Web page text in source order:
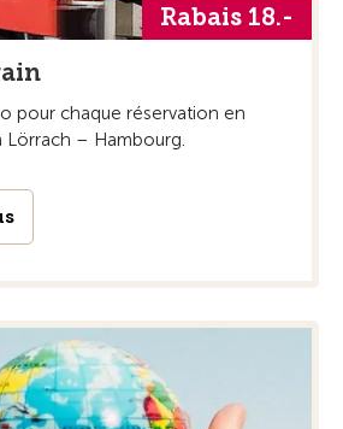
Rabais 18.-
pour chaque réservation en
Lörrach – Hambourg.